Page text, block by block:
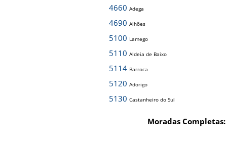
4660 Adega
4690 Alhões
5100 Lamego
5110 Aldeia de Baixo
5114 Barroca
5120 Adorigo
5130 Castanheiro do Sul
Moradas Completas: